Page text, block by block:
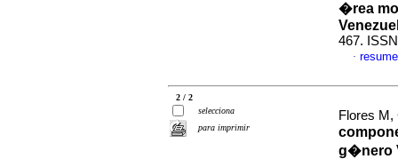
�rea
467.
·
2 / 2
selecciona
para imprimir
Flores
g�nero